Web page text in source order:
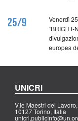
25/9
Venerdì
europea
UNICRI
V.le Maestri del
10127 Torino, Italia